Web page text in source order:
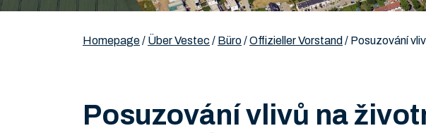
Homepage/ Über Vestec / Büro/Offizieller Vorstand / Posuzování
Posuzování vlivů na